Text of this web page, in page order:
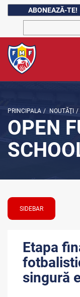
ABONEAZĂ-TE!
PRINCIPALA / NOUTĂŢI /
OPEN
SIDEBAR
Etapa
singură